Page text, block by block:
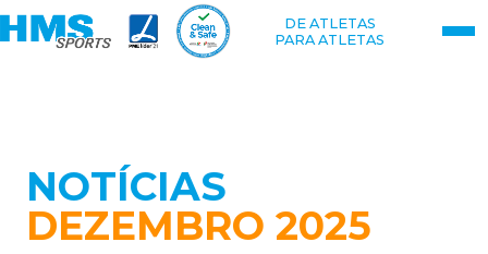
DE ATLETAS
PARA ATLETAS
NOTÍCIAS
DEZEMBRO 2025